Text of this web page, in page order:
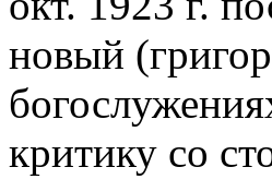
новый
критику со